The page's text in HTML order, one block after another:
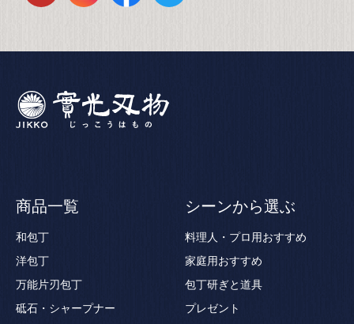
商品一覧
和包丁
洋包丁
万能片刃包丁
砥石・シャープナー
シーンから選ぶ
料理人・プロ用おすすめ
家庭用おすすめ
包丁研ぎと道具
プレゼント